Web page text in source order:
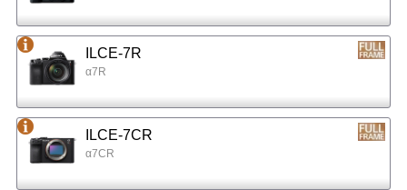
ILCE-7R
α7R
ILCE-7CR
α7CR